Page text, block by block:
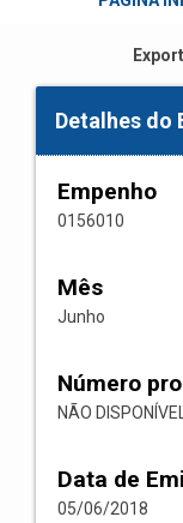
Detalhes do
Empenho
0156010
Mês
Junho
Número
NÃO DISPONÍVEL
Data de
05/06/2018